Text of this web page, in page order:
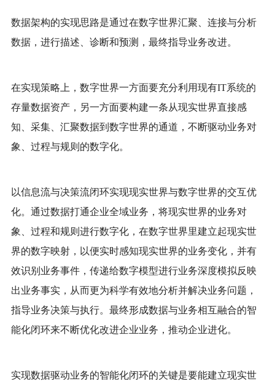
数据架构的实现思路是通过在数字世界汇聚、连接与分析
数据，进行描述、诊断和预测，最终指导业务改进。
在实现策略上，数字世界一方面要充分利用现有IT系统的
存量数据资产，另一方面要构建一条从现实世界直接感
知、采集、汇聚数据到数字世界的通道，不断驱动业务对
象、过程与规则的数字化。
以信息流与决策流闭环实现现实世界与数字世界的交互优
化。通过数据打通企业全域业务，将现实世界的业务对
象、过程和规则进行数字化，在数字世界里建立起现实世
界的数字映射，以便实时感知现实世界的业务变化，并有
效识别业务事件，传递给数字模型进行业务深度模拟反映
出业务事实，从而更为科学有效地分析并解决业务问题，
指导业务决策与执行。最终形成数据与业务相互融合的智
能化闭环来不断优化改进企业业务，推动企业进化。
实现数据驱动业务的智能化闭环的关键是要能建立现实世